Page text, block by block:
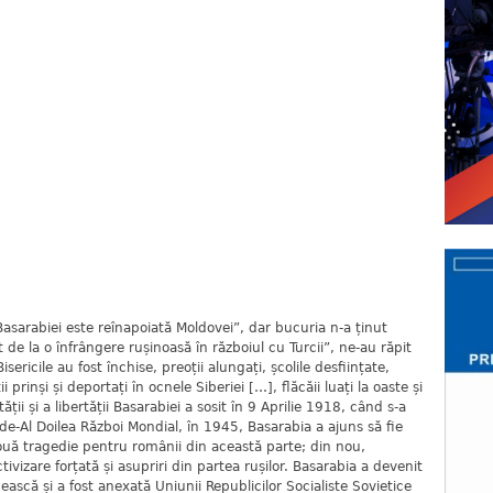
este reînapoiată Moldovei”, dar bucuria n-a ținut
la o înfrângere rușinoasă în războiul cu Turcii”, ne-au răpit
au fost închise, preoții alungați, școlile desființate,
prinși și deportați în ocnele Siberiei […], flăcăii luați la oaste și
și a libertății Basarabiei a sosit în 9 Aprilie 1918, când s-a
Al Doilea Război Mondial, în 1945, Basarabia a ajuns să fie
tragedie pentru românii din această parte; din nou,
forțată și asupriri din partea rușilor. Basarabia a devenit
și a fost anexată Uniunii Republicilor Socialiste Sovietice